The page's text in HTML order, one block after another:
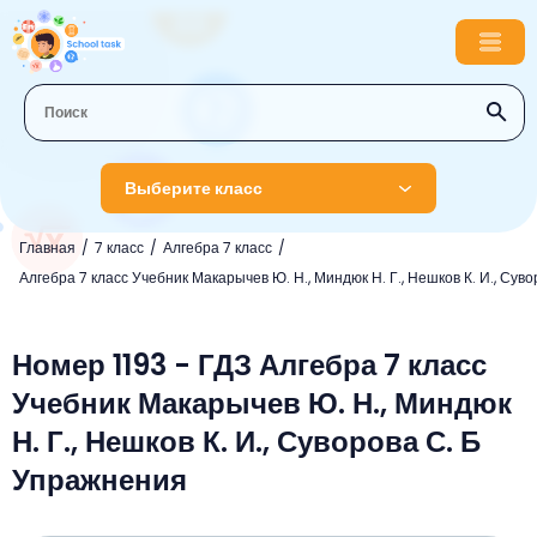
Выберите класс
Главная 7 класс
Алгебра 7 класс
Алгебра 7 класс Учебник Макарычев Ю. Н., Миндюк Н. Г., Нешков К. И.,
1 класс
Русский язык
Литературное чтение
Окружающий мир
Математика
Английский язык
Информатика
3 класс
Музыка
Окружающий мир
4 класс
Английский язык
Номер 1193 - ГДЗ Алгебра 7 класс
Учебник Макарычев Ю. Н., Миндюк
Н. Г., Нешков К. И., Суворова С. Б
Упражнения